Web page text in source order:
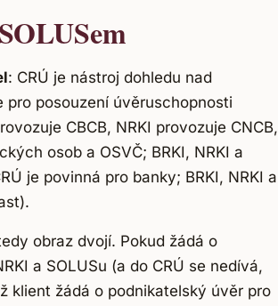
: CRÚ je nástroj dohledu nad
pro posouzení úvěruschopnosti
CBCB, NRKI provozuje CNCB,
osob a OSVČ; BRKI, NRKI a
je povinná pro banky; BRKI, NRKI a
obraz dvojí. Pokud žádá o
a SOLUSu (a do CRÚ se nedívá,
klient žádá o podnikatelský úvěr pro